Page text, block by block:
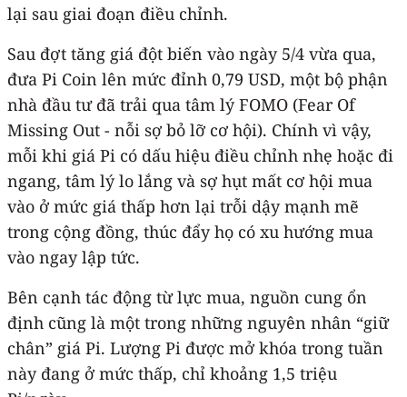
lại sau giai đoạn điều chỉnh.
Sau đợt tăng giá đột biến vào ngày 5/4 vừa qua,
đưa Pi Coin lên mức đỉnh 0,79 USD, một bộ phận
nhà đầu tư đã trải qua tâm lý FOMO (Fear Of
Missing Out - nỗi sợ bỏ lỡ cơ hội). Chính vì vậy,
mỗi khi giá Pi có dấu hiệu điều chỉnh nhẹ hoặc đi
ngang, tâm lý lo lắng và sợ hụt mất cơ hội mua
vào ở mức giá thấp hơn lại trỗi dậy mạnh mẽ
trong cộng đồng, thúc đẩy họ có xu hướng mua
vào ngay lập tức.
Bên cạnh tác động từ lực mua, nguồn cung ổn
định cũng là một trong những nguyên nhân “giữ
chân” giá Pi. Lượng Pi được mở khóa trong tuần
này đang ở mức thấp, chỉ khoảng 1,5 triệu